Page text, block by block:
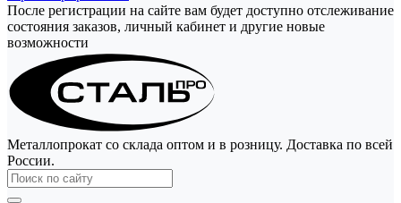
После регистрации на сайте вам будет доступно отслеживание
состояния заказов, личный кабинет и другие новые
возможности
Металлопрокат со склада оптом и в розницу. Доставка по всей
России.